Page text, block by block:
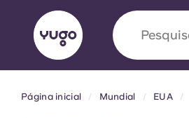
English (GB)
Página inicial Mundial EUA